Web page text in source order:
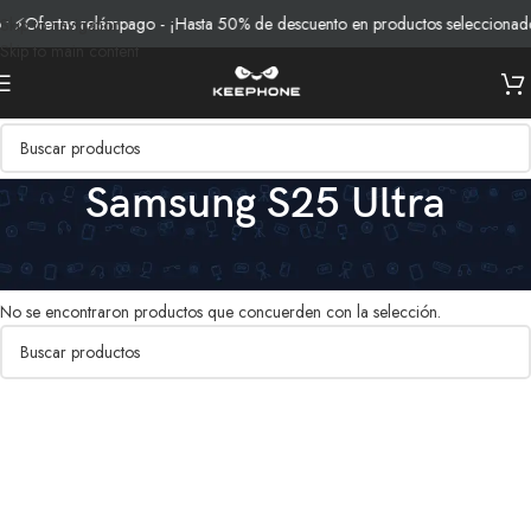
Skip to navigation
Skip to main content
⚡Ofertas relámpago - ¡Hasta 50% de descuento en productos
Samsung S25 Ultra
Productos etiquetados “Samsung S25 Ultra”
No se encontraron productos que concuerden con la selección.